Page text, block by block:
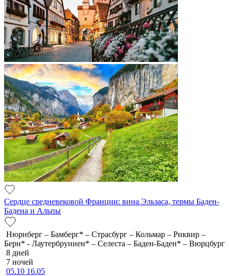
Сердце средневековой Франции: вина Эльзаса, термы Баден-
Бадена и Альпы
Нюрнберг – Бамберг* – Страсбург – Кольмар – Риквир –
Берн* - Лаутербруннен* – Селеста – Баден-Баден* – Вюрцбург
8 дней
7 ночей
05.10 16.05